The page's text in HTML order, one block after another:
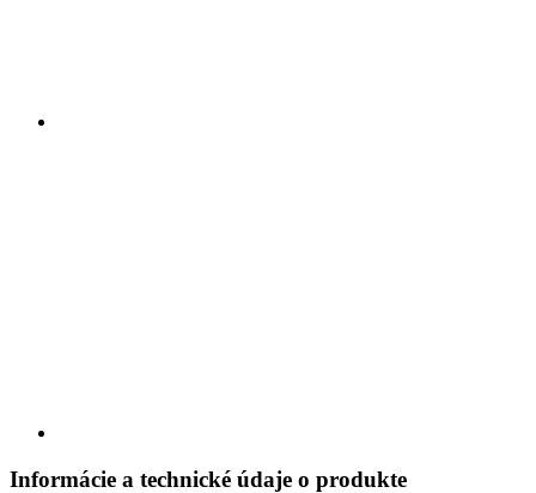
Informácie a technické údaje o produkte